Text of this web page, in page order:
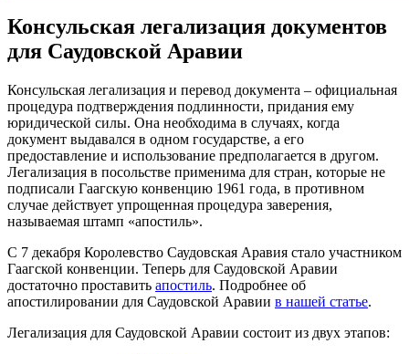
Консульская легализация документов
для Саудовской Аравии
Консульская легализация и перевод документа – официальная
процедура подтверждения подлинности, придания ему
юридической силы. Она необходима в случаях, когда
документ выдавался в одном государстве, а его
предоставление и использование предполагается в другом.
Легализация в посольстве применима для стран, которые не
подписали Гаагскую конвенцию 1961 года, в противном
случае действует упрощенная процедура заверения,
называемая штамп «апостиль».
С 7 декабря Королевство Саудовская Аравия стало участником
Гаагской конвенции. Теперь для Саудовской Аравии
достаточно проставить апостиль. Подробнее об
апостилировании для Саудовской Аравии в нашей статье.
Легализация для Саудовской Аравии состоит из двух этапов: